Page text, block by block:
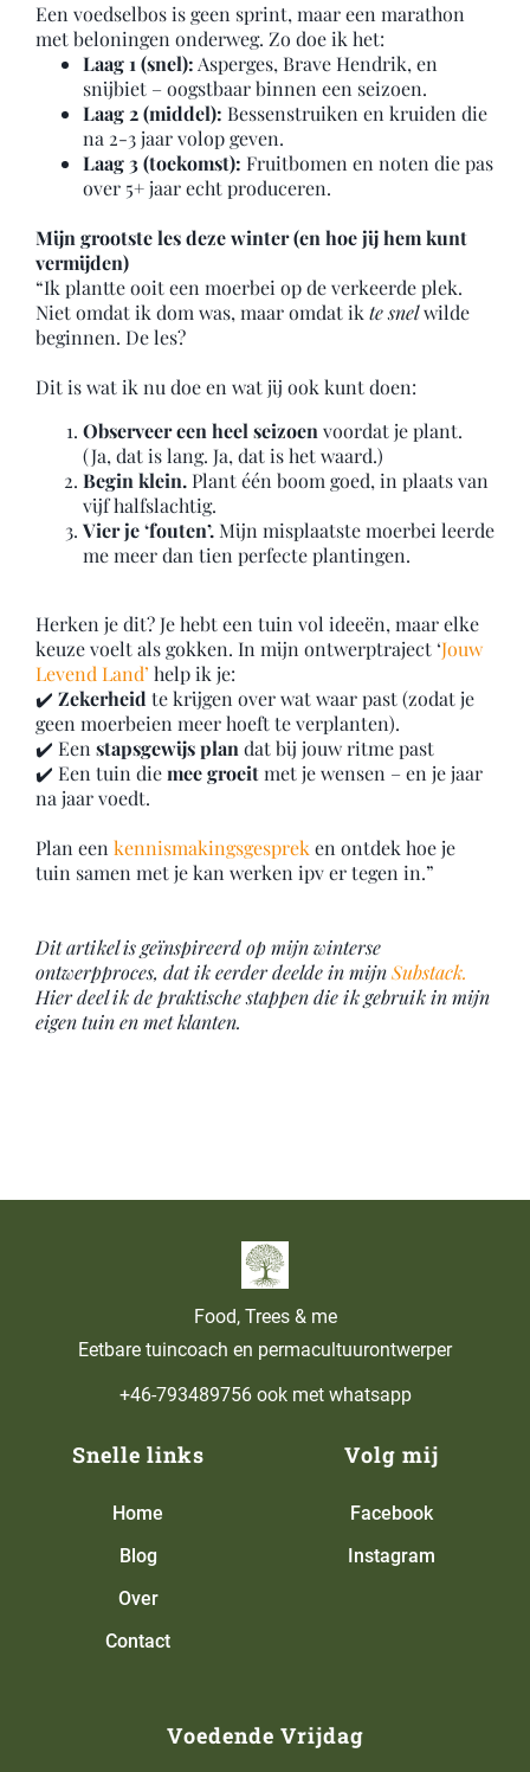
Een voedselbos is geen sprint, maar een marathon
met beloningen onderweg. Zo doe ik het:
Laag 1 (snel):Asperges, Brave Hendrik, en
snijbiet – oogstbaar binnen een seizoen.
Laag 2 (middel): Bessenstruiken en kruiden die
na 2-3 jaar volop geven.
Laag 3 (toekomst): Fruitbomen en noten die pas
over 5+ jaar echt produceren.
Mijn grootste les deze winter (en hoe jij hem kunt
vermijden)
“Ik plantte ooit een moerbei op de verkeerde plek.
Niet omdat ik dom was, maar omdat ikte snelwilde
beginnen. De les?
Dit is wat ik nu doe en wat jij ook kunt doen:
Observeer een heel seizoenvoordat je plant.
(Ja, dat is lang. Ja, dat is het waard.)
Begin klein.Plant één boom goed, in plaats van
vijf halfslachtig.
Vier je ‘fouten’.Mijn misplaatste moerbei leerde
me meer dan tien perfecte plantingen.
Herken je dit? Je hebt een tuin vol ideeën, maar elke
keuze voelt als gokken. In mijn ontwerptraject ‘Jouw
Levend Land’ help ik je:
✔️ Zekerheidte krijgen over wat waar past (zodat je
geen moerbeien meer hoeft te verplanten).
✔️ Eenstapsgewijs plandat bij jouw ritme past
✔️ Een tuin diemee groeitmet je wensen – en je jaar
na jaar voedt.
Plan eenkennismakingsgespreken ontdek hoe je
tuin samen met je kan werken ipv er tegen in.”
Dit artikel is geïnspireerd op mijn winterse
ontwerpproces, dat ik eerder deelde in mijnSubstack.
Hier deel ik de praktische stappen die ik gebruik in mijn
eigen tuin en met klanten.
Food, Trees & me
Eetbare tuincoach en permacultuurontwerper
+46-793489756 ook met whatsapp
Snelle links
Home
Blog
Over
Contact
Volg mij
Facebook
Instagram
Voedende Vrijdag